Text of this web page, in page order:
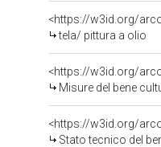
<https://w3id.org/
tela/ pittura a olio
<https://w3id.org/
Misure del bene
<https://w3id.org/
Stato tecnico del